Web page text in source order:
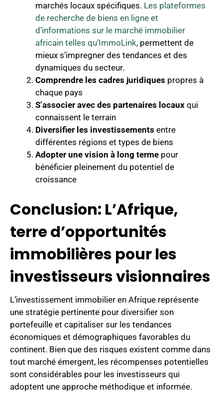
marchés locaux spécifiques. Les plateformes
de recherche de biens en ligne et
d’informations sur le marché immobilier
africain telles qu’ImmoLink, permettent de
mieux s’impregner des tendances et des
dynamiques du secteur.
Comprendre les cadres juridiques propres à
chaque pays
S’associer avec des partenaires locaux qui
connaissent le terrain
Diversifier les investissements entre
différentes régions et types de biens
Adopter une vision à long terme pour
bénéficier pleinement du potentiel de
croissance
Conclusion: L’Afrique,
terre d’opportunités
immobilières pour les
investisseurs visionnaires
L’investissement immobilier en Afrique représente
une stratégie pertinente pour diversifier son
portefeuille et capitaliser sur les tendances
économiques et démographiques favorables du
continent. Bien que des risques existent comme dans
tout marché émergent, les récompenses potentielles
sont considérables pour les investisseurs qui
adoptent une approche méthodique et informée.